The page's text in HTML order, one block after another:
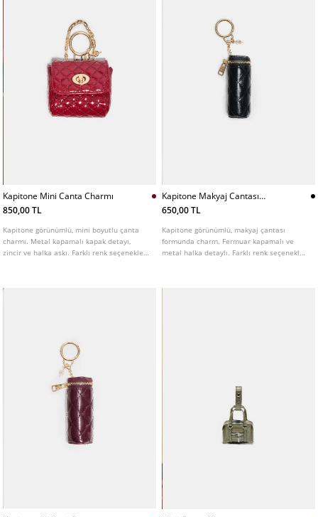
Kapitone Mini Canta Charmı
850,00 TL
Kapitone görünümlü, mini boyutlu çanta
charmı. Metal kapamalı kapak detayı,
zincir ve halka askı. Farklı renk seçenekleri
Kapitone Makyaj Cantası
Charm
650,00 TL
Kapitone görünümlü, makyaj çantası
formunda charm. Fermuar kapamalı ve
metal halka detaylı. Farklı renk seçenekleri